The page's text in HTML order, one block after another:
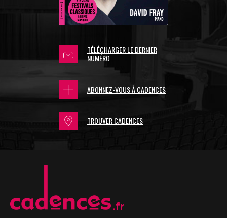
TÉLÉCHARGER LE DERNIER
NUMÉRO
ABONNEZ-VOUS À CADENCES
TROUVER CADENCES
.fr